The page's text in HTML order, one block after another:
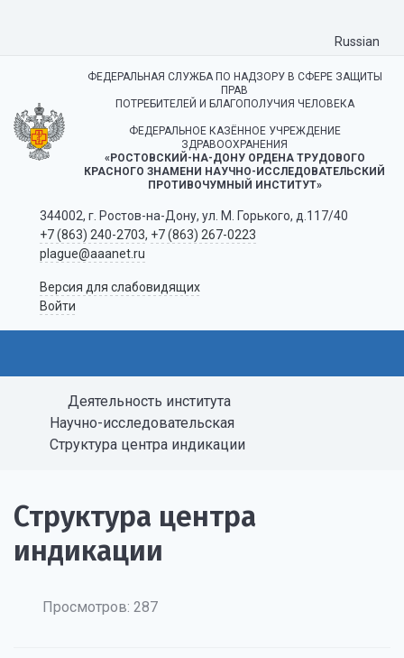
Russian
ФЕДЕРАЛЬНАЯ СЛУЖБА ПО НАДЗОРУ В СФЕРЕ ЗАЩИТЫ
ПРАВ
ПОТРЕБИТЕЛЕЙ И БЛАГОПОЛУЧИЯ ЧЕЛОВЕКА
ФЕДЕРАЛЬНОЕ КАЗЁННОЕ УЧРЕЖДЕНИЕ
ЗДРАВООХРАНЕНИЯ
«РОСТОВСКИЙ-НА-ДОНУ ОРДЕНА ТРУДОВОГО
КРАСНОГО ЗНАМЕНИ НАУЧНО-ИССЛЕДОВАТЕЛЬСКИЙ
ПРОТИВОЧУМНЫЙ ИНСТИТУТ»
344002, г. Ростов-на-Дону, ул. М. Горького, д.117/40
+7 (863) 240-2703, +7 (863) 267-0223
plague@aaanet.ru
Версия для слабовидящих
Войти
Деятельность института
Научно-исследовательская
Структура центра индикации
Структура центра
индикации
Просмотров: 287